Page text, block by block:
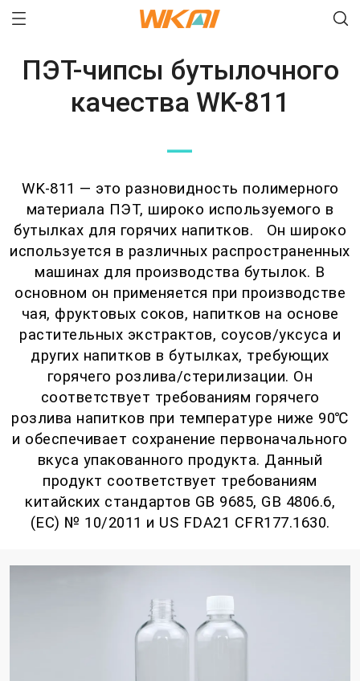
ПЭТ-чипсы бутылочного
качества WK-811
—
WK-811 — это разновидность полимерного
материала ПЭТ, широко используемого в
бутылках для горячих напитков. Он широко
используется в различных распространенных
машинах для производства бутылок. В
основном он применяется при производстве
чая, фруктовых соков, напитков на основе
растительных экстрактов, соусов/уксуса и
других напитков в бутылках, требующих
горячего розлива/стерилизации. Он
соответствует требованиям горячего
розлива напитков при температуре ниже 90℃
и обеспечивает сохранение первоначального
вкуса упакованного продукта. Данный
продукт соответствует требованиям
китайских стандартов GB 9685, GB 4806.6,
(ЕС) № 10/2011 и US FDA21 CFR177.1630.